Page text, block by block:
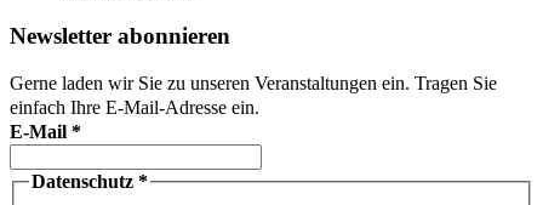
Newsletter abonnieren
Gerne laden wir Sie zu unseren Veranstaltungen ein. Tragen Sie
einfach Ihre E-Mail-Adresse ein.
E-Mail *
Datenschutz *